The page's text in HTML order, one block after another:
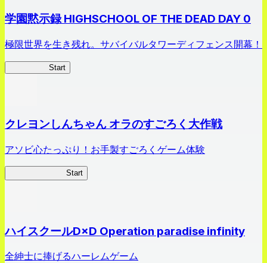
学園黙示録 HIGHSCHOOL OF THE DEAD DAY 0
極限世界を生き残れ。サバイバルタワーディフェンス開幕！
Start
クレヨンしんちゃん オラのすごろく大作戦
アソビ心たっぷり！お手製すごろくゲーム体験
Start
ハイスクールD×D Operation paradise infinity
全紳士に捧げるハーレムゲーム